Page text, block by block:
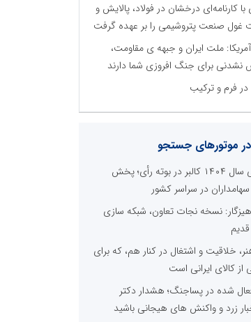
کارنامه‌ای درخشان در فولاد، پالایش و
غول صنعت پتروشیمی را بر عهده گرفت
ملت ایران و جبهه ی مقاومت،
برای جنگ افروزی شما دارند
در فرم و ترکیب
در موتورهای جستجو
صورت‌های مالی سال ۱۴۰۴ کالبر در بوته رأی؛ پخش
در سراسر کشور
نسخه نجات تعاون، شبکه سازی
خلاقیت و اشتغال در کنار هم، که برای
از کالای ایرانی است
شده در پساجنگ؛ هشدار دکتر
زرد و واکنش های هیجانی باشید